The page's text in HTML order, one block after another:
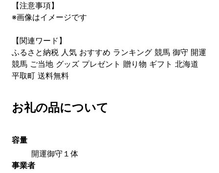
【注意事項】
※画像はイメージです
【関連ワード】
ふるさと納税 人気 おすすめ ランキング 競馬 御守 開運
競馬 ご当地 グッズ プレゼント 贈り物 ギフト 北海道
平取町 送料無料
お礼の品について
容量
開運御守１体
事業者